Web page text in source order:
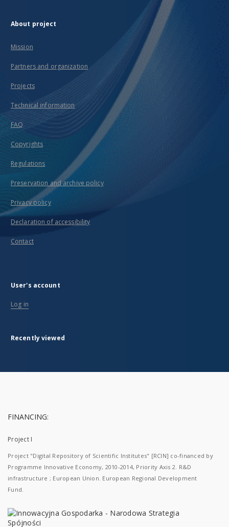
About project
Mission
Partners and organization
Projects
Technical information
FAQ
Copyrights
Regulations
Preservation and archive policy
Privacy policy
Declaration of accessibility
Contact
User's account
Log in
Recently viewed
FINANCING:
Project I
Project "Digital Repository of Scientific Institutes" [RCIN] co-financed by
Programme Innovative Economy, 2010-2014, Priority Axis 2. R&D
infrastructure ; European Union. European Regional Development
Fund.